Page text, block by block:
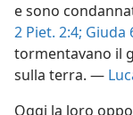
e sono
2 Piet. 2:4; Giuda
tormentavano il
sulla terra. —
Oggi la loro